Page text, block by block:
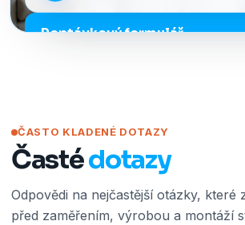
Poptávkový formulář
ČASTO KLADENÉ DOTAZY
Častédotazy
Odpovědi na nejčastější otázky, které
před zaměřením, výrobou a montáží